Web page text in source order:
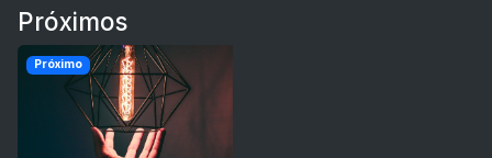
Próximos
Próximo